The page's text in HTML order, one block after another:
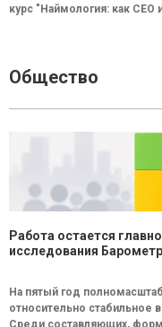
курс "Наймология: как СEO
Общество
Работа остается
исследования
На пятый год
относительно стабильное
Среди составляющих,